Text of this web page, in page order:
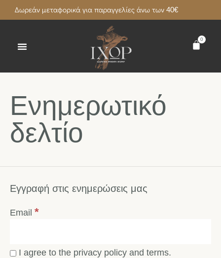
Δωρεάν μεταφορικά για παραγγελίες άνω των 40€
0
Ενημερωτικό
δελτίο
Εγγραφή στις ενημερώσεις μας
Email *
I agree to the privacy policy and terms.